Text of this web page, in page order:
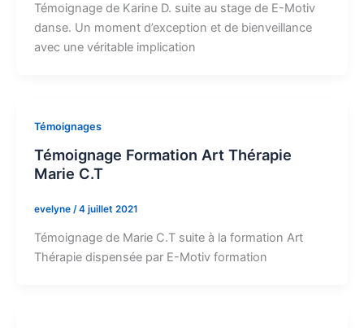
Témoignage de Karine D. suite au stage de E-Motiv
danse. Un moment d’exception et de bienveillance
avec une véritable implication
Témoignages
Témoignage Formation Art Thérapie
Marie C.T
evelyne /4 juillet 2021
Témoignage de Marie C.T suite à la formation Art
Thérapie dispensée par E-Motiv formation